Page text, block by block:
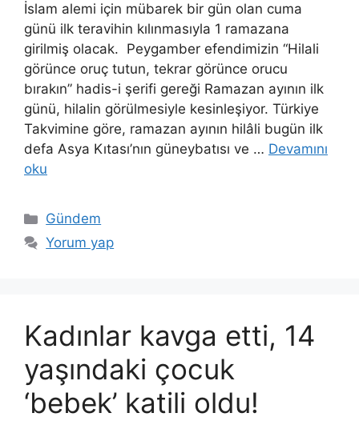
İslam alemi için mübarek bir gün olan cuma
günü ilk teravihin kılınmasıyla 1 ramazana
girilmiş olacak. Peygamber efendimizin “Hilali
görünce oruç tutun, tekrar görünce orucu
bırakın” hadis-i şerifi gereği Ramazan ayının ilk
günü, hilalin görülmesiyle kesinleşiyor. Türkiye
Takvimine göre, ramazan ayının hilâli bugün ilk
defa Asya Kıtası’nın güneybatısı ve … Devamını
oku
Kategoriler
Gündem
Yorum yap
Kadınlar kavga etti, 14
yaşındaki çocuk
‘bebek’ katili oldu!